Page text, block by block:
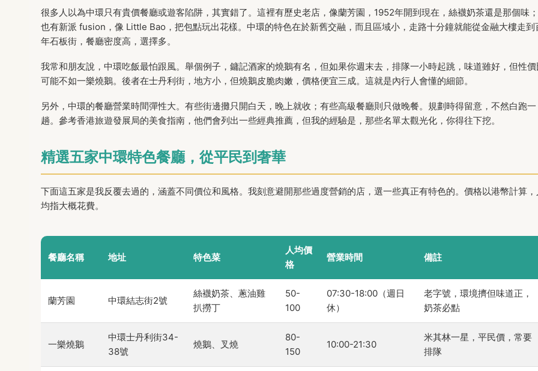
很多人以為中環只有貴價餐廳或遊客陷阱，其實錯了。這裡有歷史老店，像蘭芳園，1952年開到現在，絲襪奶茶還是那個味；
也有新派 fusion，像 Little Bao，把包點玩出花樣。中環的特色在於新舊交融，而且區域小，走路十分鐘就能從金融大樓走到
年石板街，餐廳密度高，選擇多。
我常和朋友說，中環吃飯最怕跟風。舉個例子，鏞記酒家的燒鵝有名，但如果你週末去，排隊一小時起跳，味道雖好，但性
可能不如一樂燒鵝。後者在士丹利街，地方小，但燒鵝皮脆肉嫩，價格便宜三成。這就是內行人會懂的細節。
另外，中環的餐廳營業時間彈性大。有些街邊攤只開白天，晚上就收；有些高級餐廳則只做晚餐。規劃時得留意，不然白跑一
趟。參考香港旅遊發展局的美食指南，他們會列出一些經典推薦，但我的經驗是，那些名單太觀光化，你得往下挖。
精選五家中環特色餐廳，從平民到奢華
下面這五家是我反覆去過的，涵蓋不同價位和風格。我刻意避開那些過度營銷的店，選一些真正有特色的。價格以港幣計算
均指大概花費。
餐廳名稱 地址 特色菜
人均價
格
營業時間 備註
蘭芳園 中環結志街2號
絲襪奶茶、蔥油雞
扒撈丁
50-
100
07:30-18:00（週日
休）
老字號，環境擠但味道正，
奶茶必點
一樂燒鵝
中環士丹利街34-
38號
燒鵝、叉燒
80-
150
10:00-21:30
米其林一星，平民價，常要
排隊